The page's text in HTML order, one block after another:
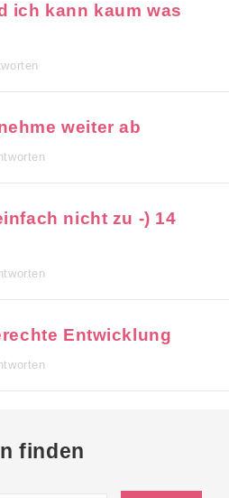
ich kann kaum was
weiter ab
nicht zu -) 14
Entwicklung
finden